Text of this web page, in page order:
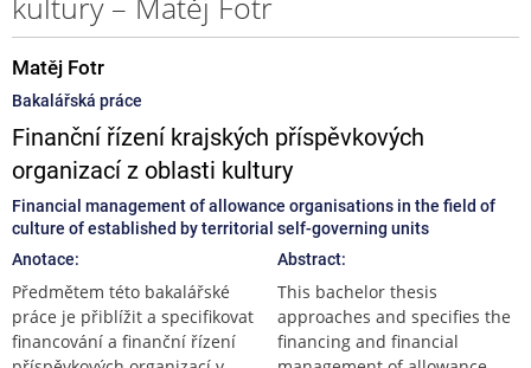
Matěj Fotr
Bakalářská práce
Finanční řízení krajských příspěvkových
organizací z oblasti kultury
Financial management of allowance organisations in the field of
culture of established by territorial self-governing units
Anotace:
Předmětem této bakalářské
práce je přiblížit a specifikovat
financování a finanční řízení
Abstract:
This bachelor thesis
approaches and specifies the
financing and financial